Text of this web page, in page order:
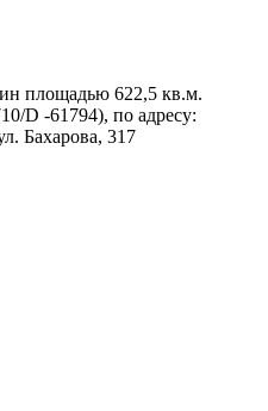
площадью 622,5 кв.м.
D -61794), по адресу:
Бахарова, 317